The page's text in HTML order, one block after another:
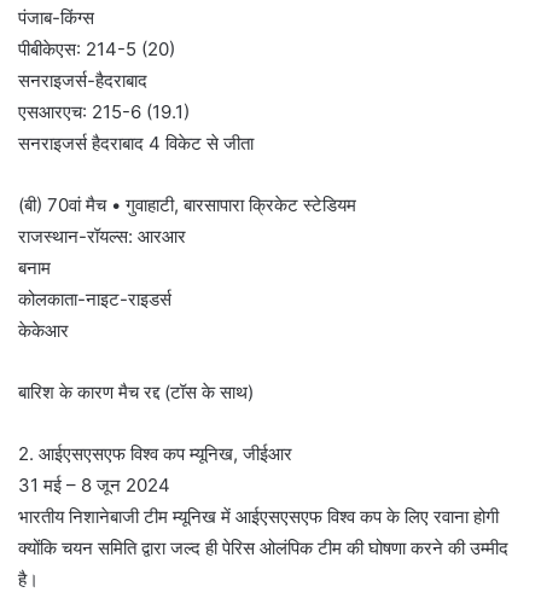
पंजाब-किंग्स
पीबीकेएस: 214-5 (20)
सनराइजर्स-हैदराबाद
एसआरएच: 215-6 (19.1)
सनराइजर्स हैदराबाद 4 विकेट से जीता
(बी) 70वां मैच • गुवाहाटी, बारसापारा क्रिकेट स्टेडियम
राजस्थान-रॉयल्स: आरआर
बनाम
कोलकाता-नाइट-राइडर्स
केकेआर
बारिश के कारण मैच रद्द (टॉस के साथ)
2. आईएसएसएफ विश्व कप म्यूनिख, जीईआर
31 मई – 8 जून 2024
भारतीय निशानेबाजी टीम म्यूनिख में आईएसएसएफ विश्व कप के लिए रवाना होगी
क्योंकि चयन समिति द्वारा जल्द ही पेरिस ओलंपिक टीम की घोषणा करने की उम्मीद
है।